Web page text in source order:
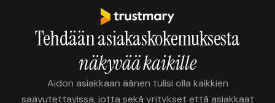
Tehdään asiakaskokemuksesta
näkyvää kaikille
Aidon asiakkaan äänen tulisi olla kaikkien
saavutettavissa, jotta sekä yritykset että asiakkaat